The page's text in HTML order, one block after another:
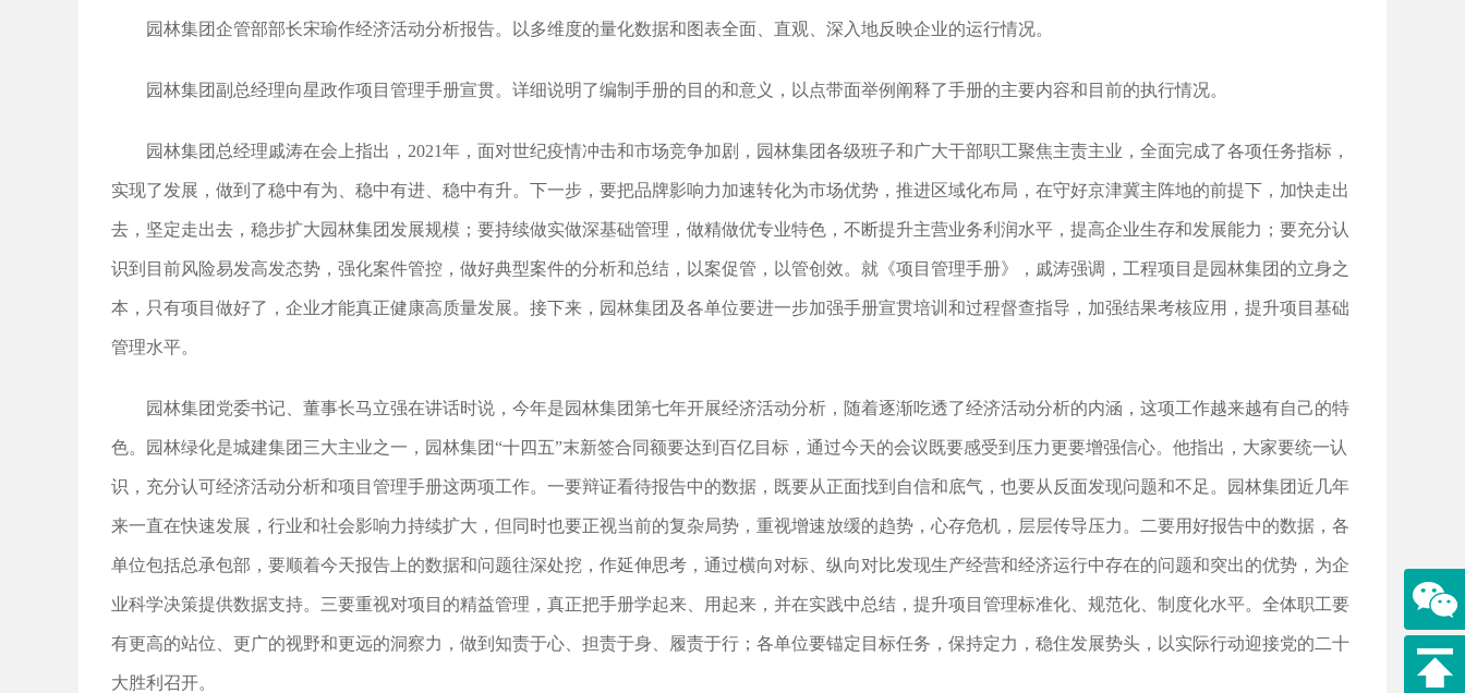
园林集团企管部部长宋瑜作经济活动分析报告。以多维度的量化数据和图表全面、直观、深入地反映企业的运行情况。
园林集团副总经理向星政作项目管理手册宣贯。详细说明了编制手册的目的和意义，以点带面举例阐释了手册的主要内容和目前的执行情况。
园林集团总经理戚涛在会上指出，2021年，面对世纪疫情冲击和市场竞争加剧，园林集团各级班子和广大干部职工聚焦主责主业，全面完成了各项任务指标，
实现了发展，做到了稳中有为、稳中有进、稳中有升。下一步，要把品牌影响力加速转化为市场优势，推进区域化布局，在守好京津冀主阵地的前提下，加快走出
去，坚定走出去，稳步扩大园林集团发展规模；要持续做实做深基础管理，做精做优专业特色，不断提升主营业务利润水平，提高企业生存和发展能力；要充分认
识到目前风险易发高发态势，强化案件管控，做好典型案件的分析和总结，以案促管，以管创效。就《项目管理手册》，戚涛强调，工程项目是园林集团的立身之
本，只有项目做好了，企业才能真正健康高质量发展。接下来，园林集团及各单位要进一步加强手册宣贯培训和过程督查指导，加强结果考核应用，提升项目基础
管理水平。
园林集团党委书记、董事长马立强在讲话时说，今年是园林集团第七年开展经济活动分析，随着逐渐吃透了经济活动分析的内涵，这项工作越来越有自己的特
色。园林绿化是城建集团三大主业之一，园林集团“十四五”末新签合同额要达到百亿目标，通过今天的会议既要感受到压力更要增强信心。他指出，大家要统一认
识，充分认可经济活动分析和项目管理手册这两项工作。一要辩证看待报告中的数据，既要从正面找到自信和底气，也要从反面发现问题和不足。园林集团近几年
来一直在快速发展，行业和社会影响力持续扩大，但同时也要正视当前的复杂局势，重视增速放缓的趋势，心存危机，层层传导压力。二要用好报告中的数据，各
单位包括总承包部，要顺着今天报告上的数据和问题往深处挖，作延伸思考，通过横向对标、纵向对比发现生产经营和经济运行中存在的问题和突出的优势，为企
业科学决策提供数据支持。三要重视对项目的精益管理，真正把手册学起来、用起来，并在实践中总结，提升项目管理标准化、规范化、制度化水平。全体职工要
有更高的站位、更广的视野和更远的洞察力，做到知责于心、担责于身、履责于行；各单位要锚定目标任务，保持定力，稳住发展势头，以实际行动迎接党的二十
大胜利召开。